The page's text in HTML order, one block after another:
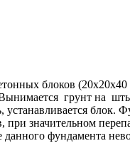
блоков
грунт на
блок.
при значительном
данного фундамента